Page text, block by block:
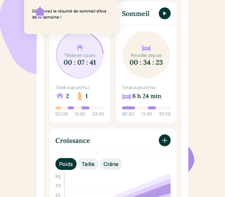
Découvrez le résumé de sommeil d'Ava
de la semaine !